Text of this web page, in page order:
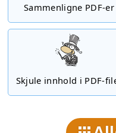
Sammenligne PDF-er
Skjule innhold i PDF-